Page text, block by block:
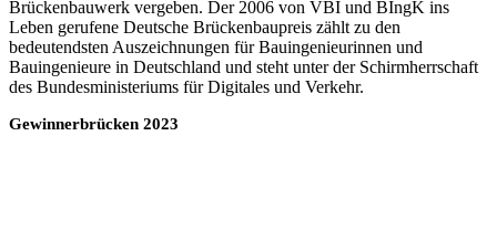
Brückenbauwerk vergeben. Der 2006 von VBI und BIngK ins
Leben gerufene Deutsche Brückenbaupreis zählt zu den
bedeutendsten Auszeichnungen für Bauingenieurinnen und
Bauingenieure in Deutschland und steht unter der Schirmherrschaft
des Bundesministeriums für Digitales und Verkehr.
Gewinnerbrücken 2023